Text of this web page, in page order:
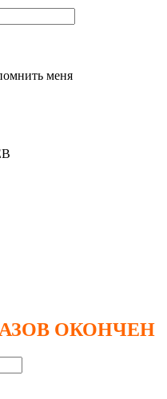
меня
ОКОНЧЕН